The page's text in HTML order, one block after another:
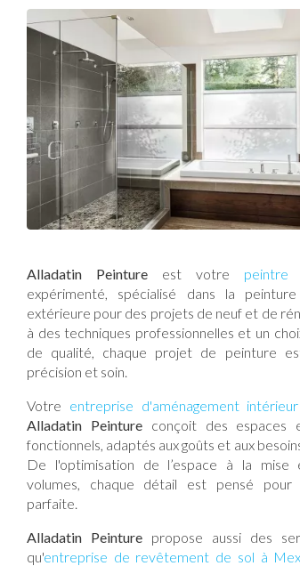
Alladatin Peinture est votre peintre
expérimenté, spécialisé dans la
extérieure pour des projets de neuf et de
à des techniques professionnelles et un
de qualité, chaque projet de peinture
précision et soin.
Votre entreprise d'aménagement
Alladatin Peintureconçoit des espaces
fonctionnels, adaptés aux goûts et aux
De l'optimisation de l’espace à la mise
volumes, chaque détail est pensé pour
parfaite.
Alladatin Peinture propose aussi des
qu'entreprise de revêtement de sol à